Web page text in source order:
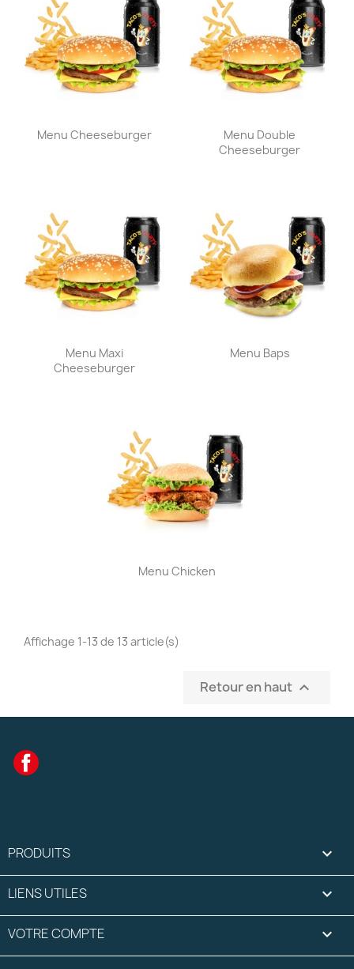
Aperçu rapide
Menu Cheeseburger Aperçu rapide
Menu Double
Cheeseburger
Aperçu rapide
Menu Maxi
Cheeseburger
Aperçu rapide
Menu Baps
Aperçu rapide
Menu Chicken
Affichage 1-13 de 13 article(s)
Retour en haut 
PRODUITS 
LIENS UTILES 
VOTRE COMPTE 